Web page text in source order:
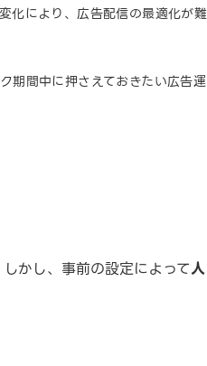
化により、広告配信の最適化が難
期間中に押さえておきたい広告運
かし、事前の設定によって人